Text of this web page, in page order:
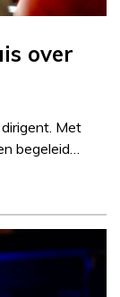
over
Met
begeleid…